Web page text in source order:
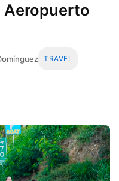
Aeropuerto
TRAVEL